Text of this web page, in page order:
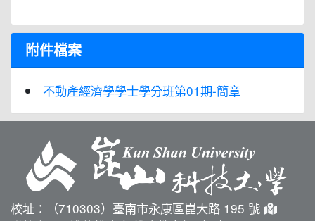
附件檔案
不動產經濟學學士學分班第01期-簡章
校址：（710303）臺南市永康區崑大路 195 號